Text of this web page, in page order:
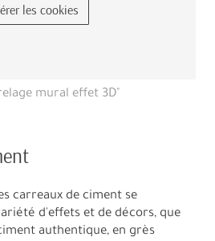
les cookies
mural effet 3D"
carreaux de ciment se
d'effets et de décors, que
authentique, en grès